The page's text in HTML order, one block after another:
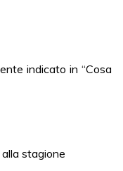
indicato in “Cosa
stagione